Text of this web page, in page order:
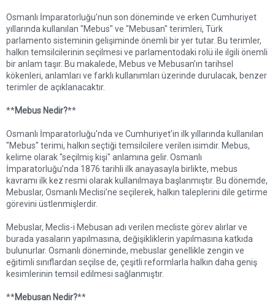
Osmanlı İmparatorluğu’nun son döneminde ve erken Cumhuriyet
yıllarında kullanılan "Mebus" ve "Mebusan" terimleri, Türk
parlamento sisteminin gelişiminde önemli bir yer tutar. Bu terimler,
halkın temsilcilerinin seçilmesi ve parlamentodaki rolü ile ilgili önemli
bir anlam taşır. Bu makalede, Mebus ve Mebusan’ın tarihsel
kökenleri, anlamları ve farklı kullanımları üzerinde durulacak, benzer
terimler de açıklanacaktır.
**Mebus Nedir?**
Osmanlı İmparatorluğu'nda ve Cumhuriyet’in ilk yıllarında kullanılan
"Mebus" terimi, halkın seçtiği temsilcilere verilen isimdir. Mebus,
kelime olarak "seçilmiş kişi" anlamına gelir. Osmanlı
İmparatorluğu’nda 1876 tarihli ilk anayasayla birlikte, mebus
kavramı ilk kez resmi olarak kullanılmaya başlanmıştır. Bu dönemde,
Mebuslar, Osmanlı Meclisi’ne seçilerek, halkın taleplerini dile getirme
görevini üstlenmişlerdir.
Mebuslar, Meclis-i Mebusan adı verilen mecliste görev alırlar ve
burada yasaların yapılmasına, değişikliklerin yapılmasına katkıda
bulunurlar. Osmanlı döneminde, mebuslar genellikle zengin ve
eğitimli sınıflardan seçilse de, çeşitli reformlarla halkın daha geniş
kesimlerinin temsil edilmesi sağlanmıştır.
**Mebusan Nedir?**